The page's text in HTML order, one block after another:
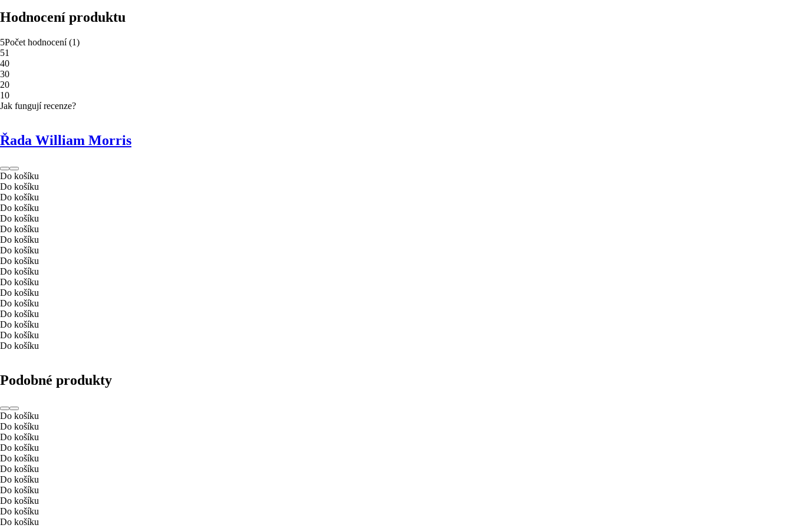
Hodnocení produktu
5Počet hodnocení(1)
51
40
30
20
10
Jak fungují recenze?
Řada William Morris
Do košíku
Do košíku
Do košíku
Do košíku
Do košíku
Do košíku
Do košíku
Do košíku
Do košíku
Do košíku
Do košíku
Do košíku
Do košíku
Do košíku
Do košíku
Do košíku
Do košíku
Podobné produkty
Do košíku
Do košíku
Do košíku
Do košíku
Do košíku
Do košíku
Do košíku
Do košíku
Do košíku
Do košíku
Do košíku